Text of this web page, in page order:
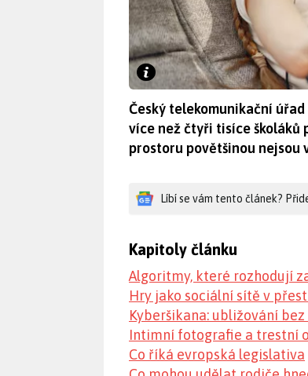
Český telekomunikační
více než čtyři tisíce školáků
prostoru povětšinou nejsou
Líbí se vám tento článek?
Kapitoly článku
Algoritmy, které rozhodují
Hry jako sociální sítě v
Kyberšikana: ubližování
Intimní fotografie a trestní
Co říká evropská legislativa